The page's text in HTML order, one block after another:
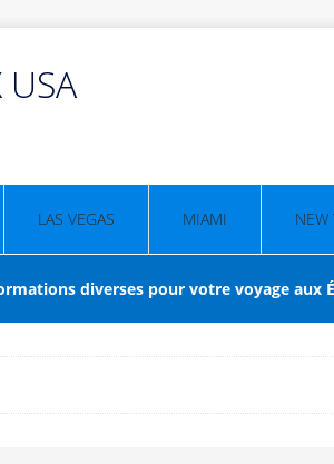
USA
LAS VEGAS MIAMI NEW
diverses pour votre voyage aux